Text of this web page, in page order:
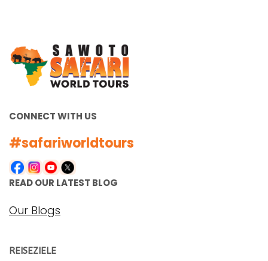
CONNECT WITH US
#safariworldtours
READ OUR LATEST BLOG
Our Blogs
REISEZIELE